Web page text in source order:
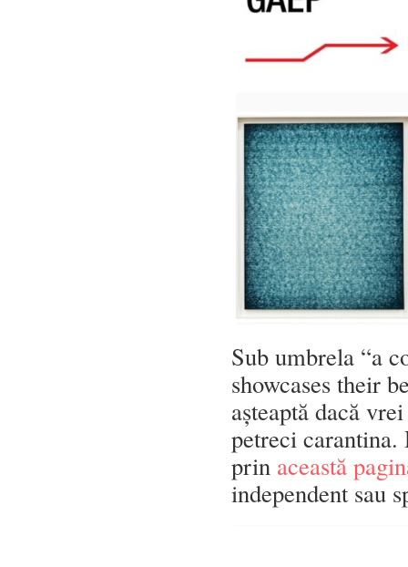
Sub umbrela “a
showcases their
așteaptă dacă
petreci
prin această
independent sau